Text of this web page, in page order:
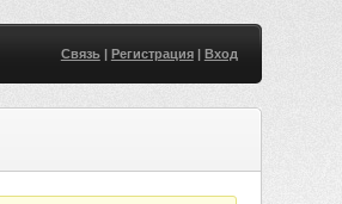
Связь| Регистрация| Вход